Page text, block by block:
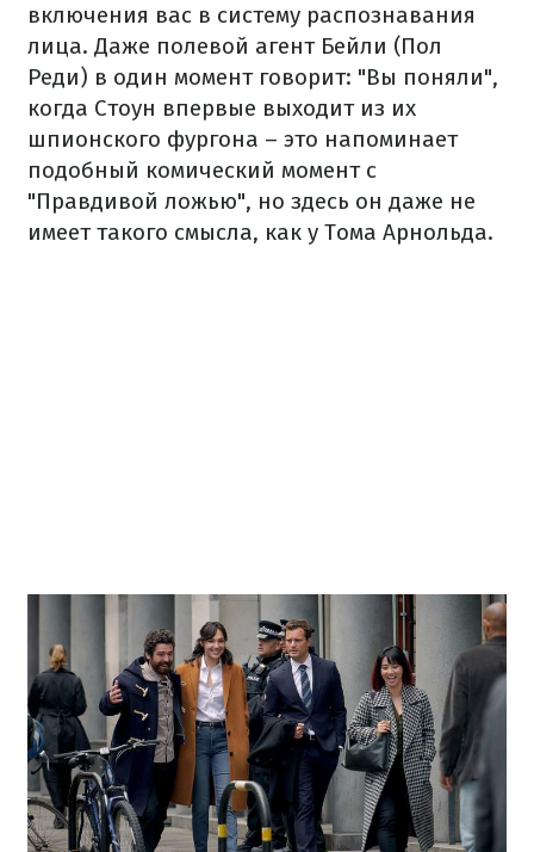
включения вас в систему распознавания
лица. Даже полевой агент Бейли (Пол
Реди) в один момент говорит: "Вы поняли",
когда Стоун впервые выходит из их
шпионского фургона – это напоминает
подобный комический момент с
"Правдивой ложью", но здесь он даже не
имеет такого смысла, как у Тома Арнольда.